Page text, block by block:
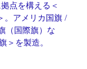
点を構える＜
。アメリカ国旗 /
（国際旗）な
＞を製造。